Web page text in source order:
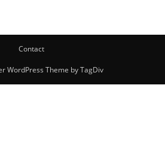
Contact
WordPress Theme by TagDiv